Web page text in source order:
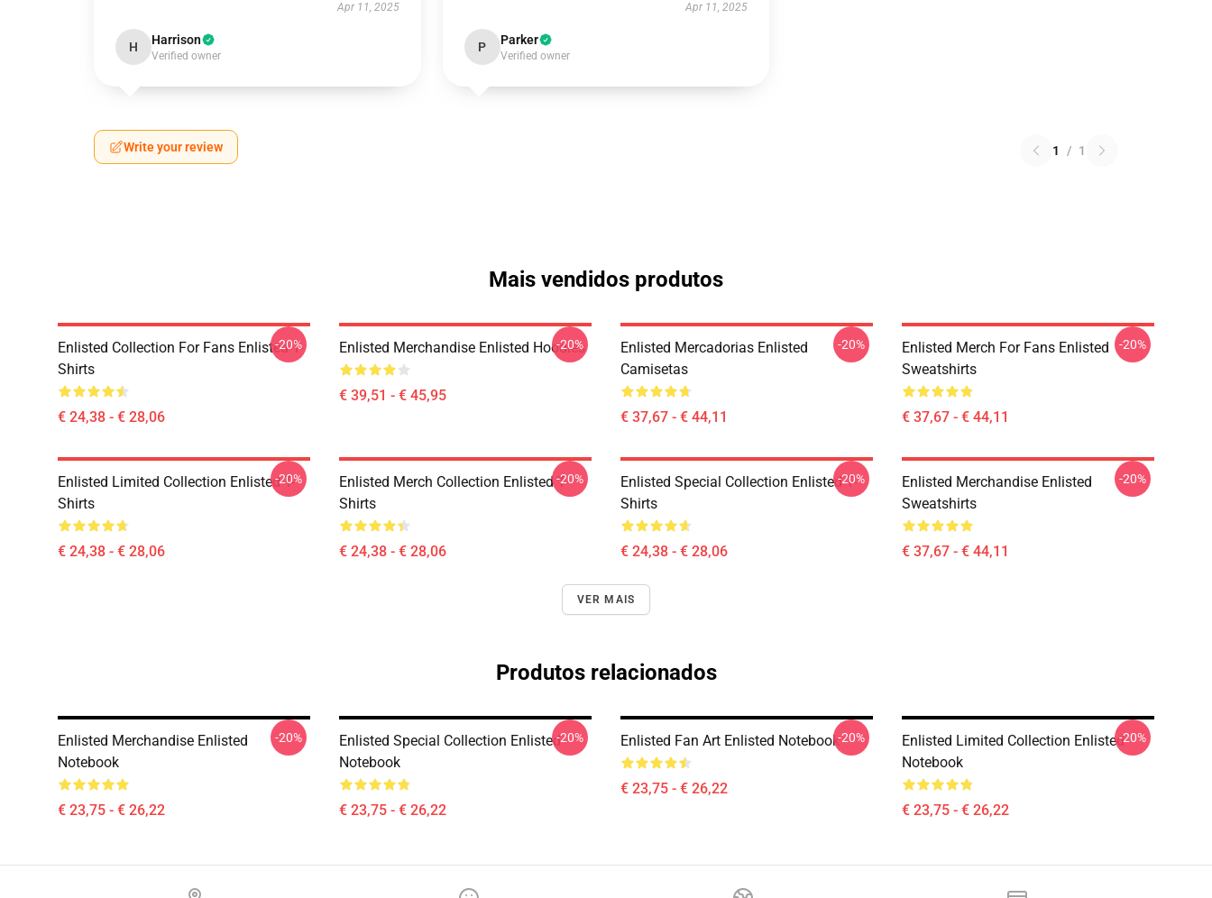
Apr 11, 2025
H Harrison
Verified owner
Apr 11, 2025
P Parker
Verified owner
Write your review 1 / 1
Mais vendidos produtos
Enlisted Collection For Fans Enlisted T-
Shirts
€ 24,38 - € 28,06
-20% Enlisted Merchandise Enlisted Hoodies
€ 39,51 - € 45,95
-20%
Enlisted Mercadorias Enlisted
Camisetas
€ 37,67 - € 44,11
-20%
Enlisted Merch For Fans Enlisted
Sweatshirts
€ 37,67 - € 44,11
-20%
Enlisted Limited Collection Enlisted T-
Shirts
€ 24,38 - € 28,06
-20%
Enlisted Merch Collection Enlisted T-
Shirts
€ 24,38 - € 28,06
-20%
Enlisted Special Collection Enlisted T-
Shirts
€ 24,38 - € 28,06
-20%
Enlisted Merchandise Enlisted
Sweatshirts
€ 37,67 - € 44,11
-20%
VER MAIS
Produtos relacionados
Enlisted Merchandise Enlisted
Notebook
€ 23,75 - € 26,22
-20%
Enlisted Special Collection Enlisted
Notebook
€ 23,75 - € 26,22
-20% Enlisted Fan Art Enlisted Notebook
€ 23,75 - € 26,22
-20%
Enlisted Limited Collection Enlisted
Notebook
€ 23,75 - € 26,22
-20%